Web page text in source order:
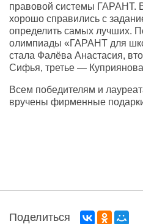
правовой системы ГАРАНТ.
хорошо справились с
определить самых лучших.
олимпиады «ГАРАНТ для
стала Фалёва Анастасия,
Сифья, третье —
Всем победителям и
вручены фирменные
Поделиться